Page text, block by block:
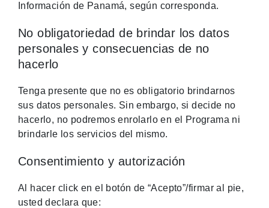
Información de Panamá, según corresponda.
No obligatoriedad de brindar los datos
personales y consecuencias de no
hacerlo
Tenga presente que no es obligatorio brindarnos
sus datos personales. Sin embargo, si decide no
hacerlo, no podremos enrolarlo en el Programa ni
brindarle los servicios del mismo.
Consentimiento y autorización
Al hacer click en el botón de “Acepto”/firmar al pie,
usted declara que: